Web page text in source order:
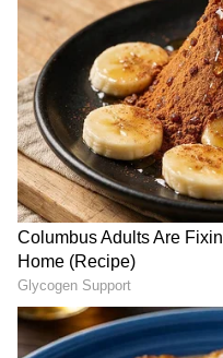
Related Articles
ಪ್ಲೇ ಆಫ್‌ಗೆ ಎಂಟ್ರಿಕೊಟ್ಟ
ಆರ್‌ಸಿಬಿ ಸೇರಿ ನಾಲ್ಕು ತಂಡಗಳ
RCB ಸಕ್ಸಸ್ ಸೀಕ್ರೆಟ್ ಬಿಚ್ಚಿಟ್ಟ
ಚೇಂಜ್ ಮಾಡದೇ ಅಂಕಪಟ್ಟಿಯ
ಬೆಂಗಳೂರು!
ಕಾಲೇಜಿನಲ್ಲಿ
ಮಾಧ್ಯಮ ಜಗತ್ತಿಗೆ
ಆದರೆ, ಡಿಜಿಟಲ್ ಮಾಧ್ಯಮ
ವಿಜಯವಾಣಿ, ಸ್ಟಾರ್‌
ಪ್ರವಾಸ ನೆಚ್ಚಿನ ಹವ್ಯಾಸ
ಐಪಿಎಲ್ ಕ್ರೀಡೆಗಳು